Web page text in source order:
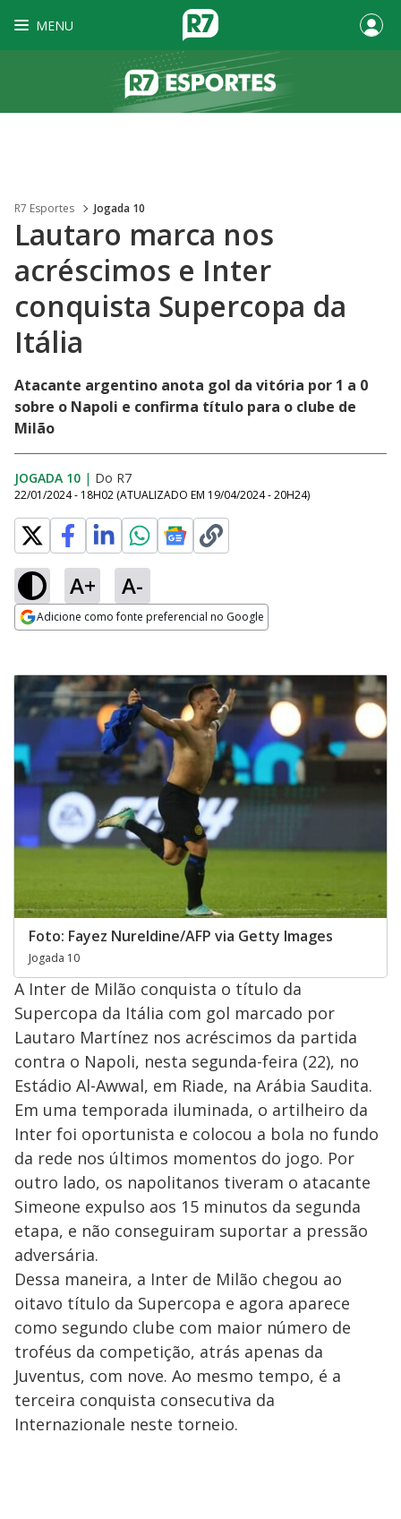
MENU
R7 Esportes Jogada 10
Lautaro marca nos
acréscimos e Inter
conquista Supercopa da
Itália
Atacante argentino anota gol da vitória por 1 a 0
sobre o Napoli e confirma título para o clube de
Milão
JOGADA 10 | Do R7
22/01/2024 - 18H02 (ATUALIZADO EM 19/04/2024 - 20H24)
A+ A-
Adicione como fonte preferencial no Google
Foto: Fayez Nureldine/AFP via Getty Images
Jogada 10
A Inter de Milão conquista o título da
Supercopa da Itália com gol marcado por
Lautaro Martínez nos acréscimos da partida
contra o Napoli, nesta segunda-feira (22), no
Estádio Al-Awwal, em Riade, na Arábia Saudita.
Em uma temporada iluminada, o artilheiro da
Inter foi oportunista e colocou a bola no fundo
da rede nos últimos momentos do jogo. Por
outro lado, os napolitanos tiveram o atacante
Simeone expulso aos 15 minutos da segunda
etapa, e não conseguiram suportar a pressão
adversária.
Dessa maneira, a Inter de Milão chegou ao
oitavo título da Supercopa e agora aparece
como segundo clube com maior número de
troféus da competição, atrás apenas da
Juventus, com nove. Ao mesmo tempo, é a
terceira conquista consecutiva da
Internazionale neste torneio.